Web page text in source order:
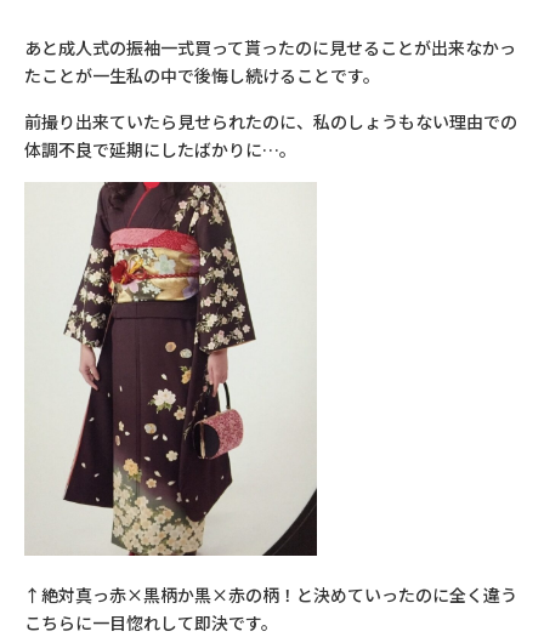
あと成人式の振袖一式買って貰ったのに見せることが出来なかっ
たことが一生私の中で後悔し続けることです。
前撮り出来ていたら見せられたのに、私のしょうもない理由での
体調不良で延期にしたばかりに…。
↑絶対真っ赤×黒柄か黒×赤の柄！と決めていったのに全く違う
こちらに一目惚れして即決です。